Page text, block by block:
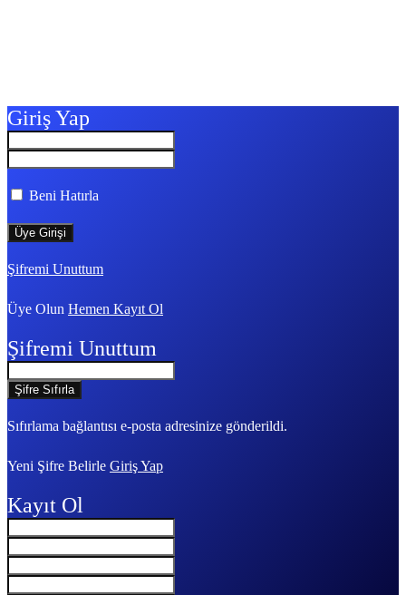
Giriş Yap
Beni Hatırla
Şifremi Unuttum
Üye Olun Hemen Kayıt Ol
Şifremi Unuttum
Sıfırlama bağlantısı e-posta adresinize gönderildi.
Yeni Şifre Belirle Giriş Yap
Kayıt Ol